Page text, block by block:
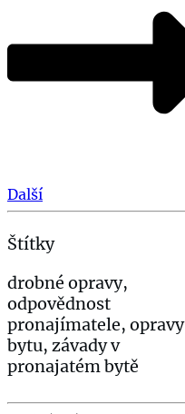
Další
Štítky
drobné opravy,
odpovědnost
pronajímatele, opravy
bytu, závady v
pronajatém bytě